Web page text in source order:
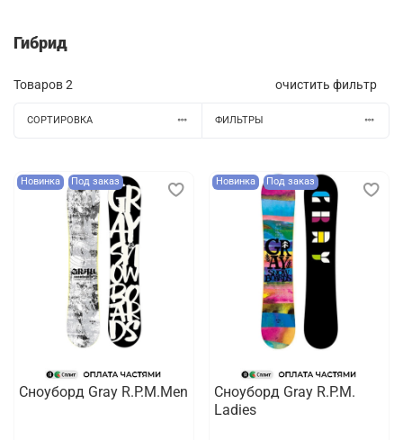
Гибрид
Товаров2 очистить фильтр
СОРТИРОВКА ФИЛЬТРЫ
Новинка Под заказ
Сноуборд Gray R.P.M.Men
Новинка Под заказ
Сноуборд Gray R.P.M.
Ladies